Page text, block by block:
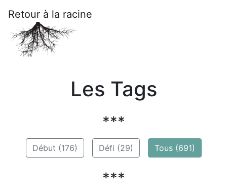
Retour à la racine
Les Tags
***
Début (176) Défi (29) Tous (691)
***